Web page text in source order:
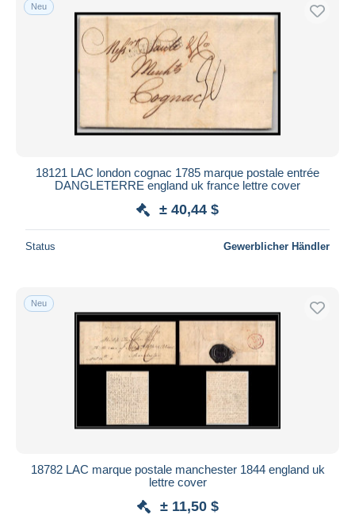
Neu
18121 LAC london cognac 1785 marque postale entrée
DANGLETERRE england uk france lettre cover
± 40,44 $
Status Gewerblicher Händler
Neu
18782 LAC marque postale manchester 1844 england uk
lettre cover
± 11,50 $